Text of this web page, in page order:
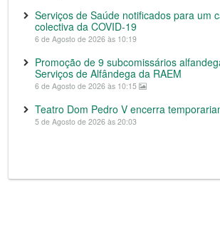
Serviços de Saúde notificados para um
colectiva da COVID-19
6 de Agosto de 2026 às 10:19
Promoção de 9 subcomissários
Serviços de Alfândega da RAEM
6 de Agosto de 2026 às 10:15
Teatro Dom Pedro V encerra
5 de Agosto de 2026 às 20:03